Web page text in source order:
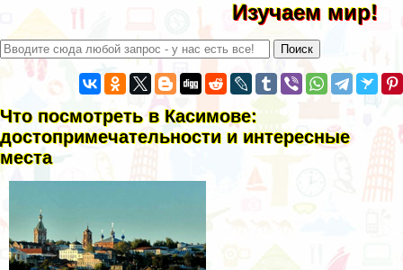
Изучаем мир!
Что посмотреть в Касимове:
достопримечательности и интересные
места